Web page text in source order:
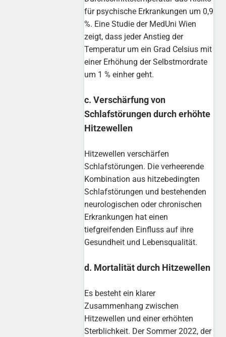
für psychische Erkrankungen um 0,9
%. Eine Studie der MedUni Wien
zeigt, dass jeder Anstieg der
Temperatur um ein Grad Celsius mit
einer Erhöhung der Selbstmordrate
um 1 % einher geht.
c. Verschärfung von
Schlafstörungen durch erhöhte
Hitzewellen
Hitzewellen verschärfen
Schlafstörungen. Die verheerende
Kombination aus hitzebedingten
Schlafstörungen und bestehenden
neurologischen oder chronischen
Erkrankungen hat einen
tiefgreifenden Einfluss auf ihre
Gesundheit und Lebensqualität.
d. Mortalität durch Hitzewellen
Es besteht ein klarer
Zusammenhang zwischen
Hitzewellen und einer erhöhten
Sterblichkeit. Der Sommer 2022, der